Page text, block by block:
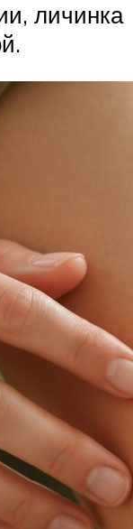
личинка